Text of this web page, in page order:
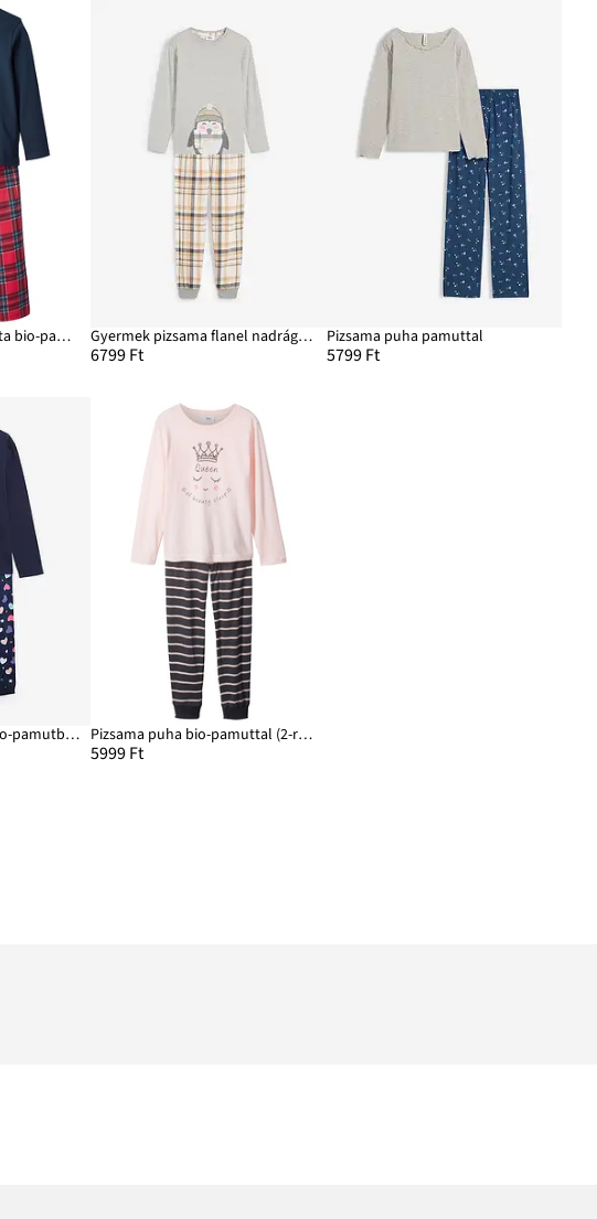
Gyermek pizsama tiszta bio-pamutból (2-részes szett) Gyermek pizsama flanel nadrággal (2-részes szett)
6799 Ft
Pizsama puha pamuttal
5799 Ft
Lány pizsama tiszta bio-pamutból (2-részes szett) Pizsama puha bio-pamuttal (2-részes szett)
5999 Ft